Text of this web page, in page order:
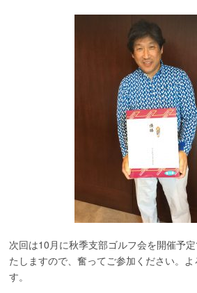
次回は10月に秋季支部ゴルフ会を開催予
たしますので、奮ってご参加ください。
す。